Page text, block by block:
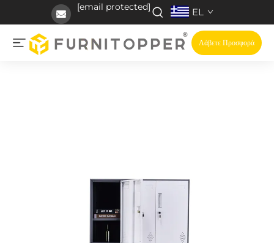
[email protected] EL
Λάβετε Προσφορά